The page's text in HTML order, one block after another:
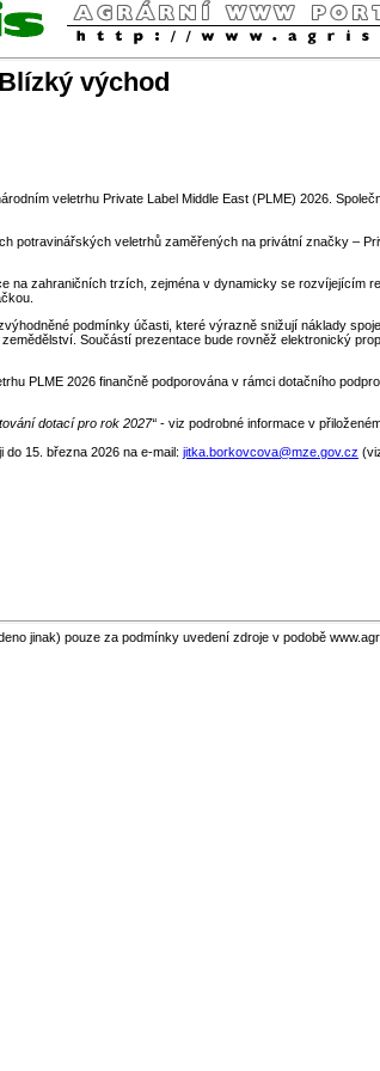
východ
veletrhu Private Label Middle East (PLME) 2026.
veletrhů zaměřených na privátní značky –
zahraničních trzích, zejména v dynamicky se rozvíjejícím
podmínky účasti, které výrazně snižují náklady
Součástí prezentace bude rovněž elektronický
PLME 2026 finančně podporována v rámci dotačního
dotací pro rok 2027“ - viz podrobné informace v
15. března 2026 na e-mail: jitka.borkovcova@mze.gov.cz
jinak) pouze za podmínky uvedení zdroje v podobě